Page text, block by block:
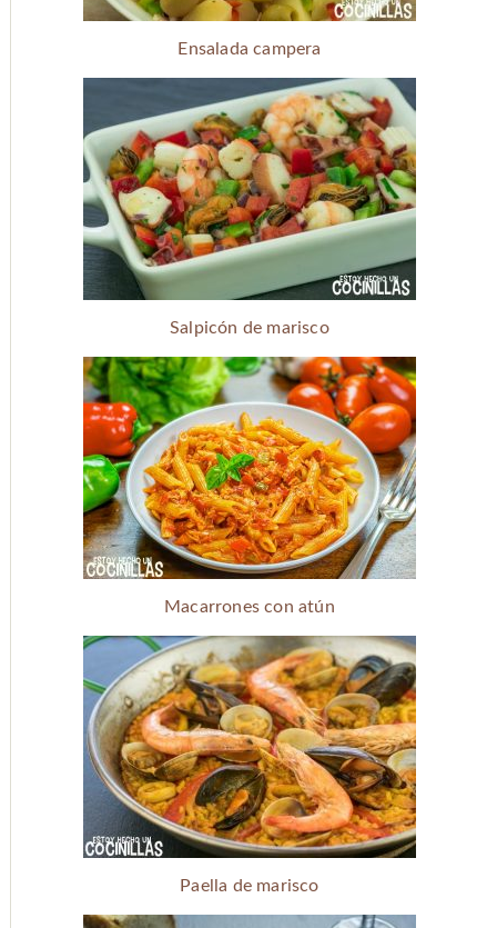
Ensalada campera
Salpicón de marisco
Macarrones con atún
Paella de marisco